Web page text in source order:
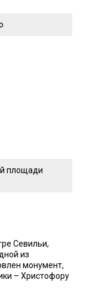
площади
Севильи,
из
монумент,
– Христофору